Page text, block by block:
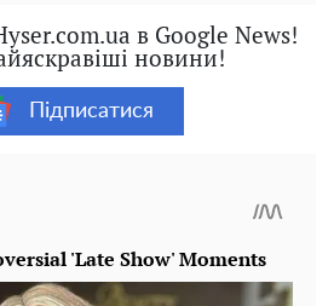
в Google News!
новини!
Підписатися